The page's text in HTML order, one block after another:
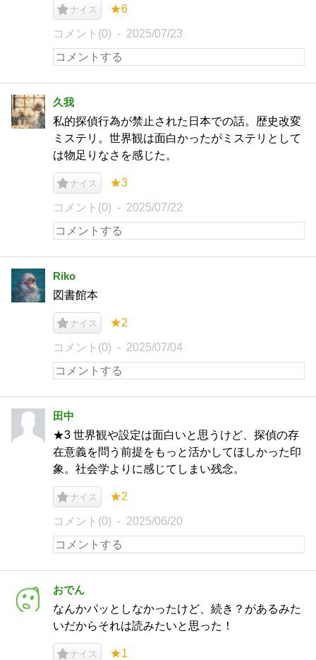
ナイス ★6
コメント(0) 2025/07/23
久我
私的探偵行為が禁止された日本での話。歴史改変
ミステリ。世界観は面白かったがミステリとして
は物足りなさを感じた。
ナイス ★3
コメント(0) 2025/07/22
Riko
図書館本
ナイス ★2
コメント(0) 2025/07/04
田中
★3 世界観や設定は面白いと思うけど、探偵の存
在意義を問う前提をもっと活かしてほしかった印
象。社会学よりに感じてしまい残念。
ナイス ★2
コメント(0) 2025/06/20
おでん
なんかパッとしなかったけど、続き？があるみた
いだからそれは読みたいと思った！
ナイス ★1